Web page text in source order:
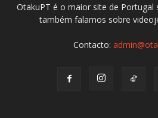
OtakuPT é o maior site de Portugal
também falamos sobre
Contacto: